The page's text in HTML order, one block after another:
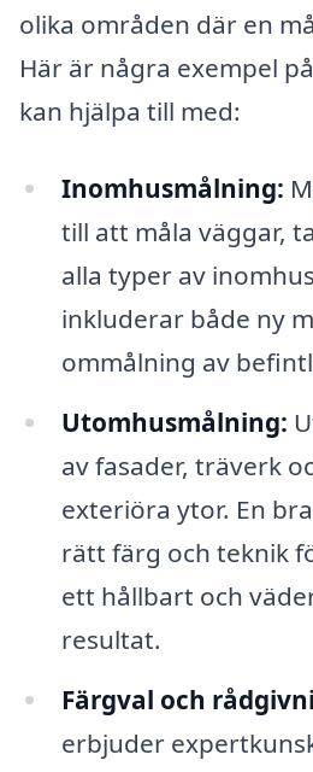
olika områden där en
Här är några exempel
kan hjälpa till med:
Inomhusmålning:
till att måla väggar,
alla typer av
inkluderar både ny
ommålning av
Utomhusmålning:
av fasader, träverk
exteriöra ytor. En
rätt färg och teknik
ett hållbart och
resultat.
Färgval och
erbjuder